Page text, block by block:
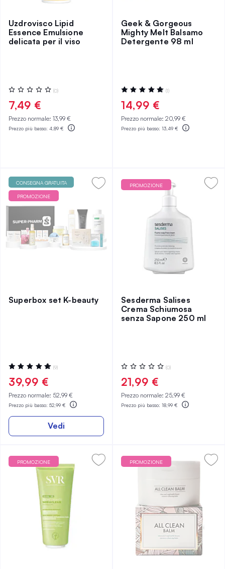
Uzdrovisco Lipid
Essence Emulsione
delicata per il viso
Valutazione:
0%
(0)
7,49 €
Prezzo normale: 13,99 €
Prezzo più basso: 4,89 €
Geek & Gorgeous
Mighty Melt Balsamo
Detergente 98 ml
Valutazione:
100%
(1)
14,99 €
Prezzo normale: 20,99 €
Prezzo più basso: 13,49 €
CONSEGNA GRATUITA
PROMOZIONE
Superbox set K-beauty
Valutazione:
100%
(9)
39,99 €
Prezzo normale: 52,99 €
Prezzo più basso: 52,99 €
Vedi
PROMOZIONE
Sesderma Salises
Crema Schiumosa
senza Sapone 250 ml
Valutazione:
0%
(0)
21,99 €
Prezzo normale: 25,99 €
Prezzo più basso: 18,99 €
PROMOZIONE PROMOZIONE